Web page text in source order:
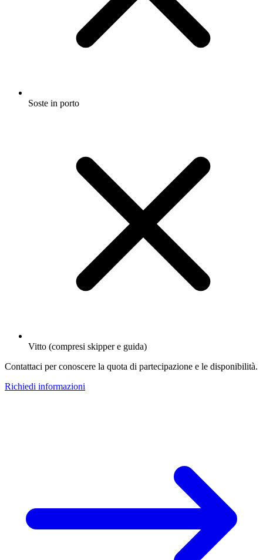
Soste in porto
Vitto (compresi skipper e guida)
Contattaci per conoscere la quota di partecipazione e le disponibilità.
Richiedi informazioni